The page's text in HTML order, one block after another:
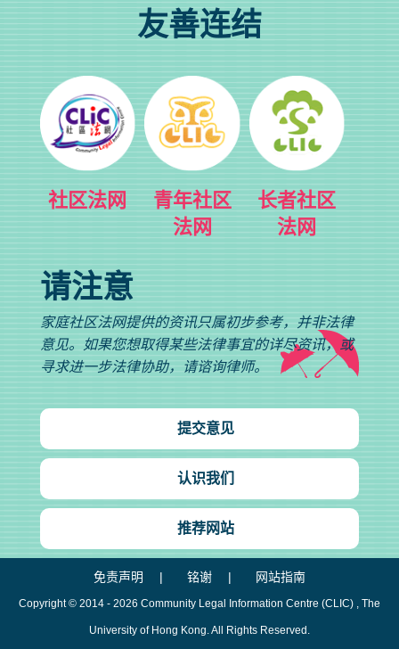
友善连结
社区法网
青年社区
法网
长者社区
法网
请注意
家庭社区法网提供的资讯只属初步参考，并非法律
意见。如果您想取得某些法律事宜的详尽资讯，或
寻求进一步法律协助，请谘询律师。
提交意见
认识我们
推荐网站
免责声明 铭谢 网站指南
Copyright © 2014 - 2026 Community Legal Information Centre (CLIC) , The
University of Hong Kong. All Rights Reserved.